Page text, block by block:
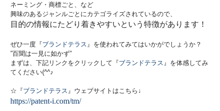
ネーミング・商標ごと、など
興味のあるジャンルごとにカテゴライズされているので、
目的の情報にたどり着きやすいという特徴があります！
ぜひ一度『ブランドテラス 』を使われてみてはいかがでしょうか？
”百聞は一見に如かず”
まずは、下記リンクをクリックして『ブランドテラス 』を体感してみ
てください(^^♪
☆『ブランドテラス 』ウェブサイトはこちら↓
https://patent-i.com/tm/